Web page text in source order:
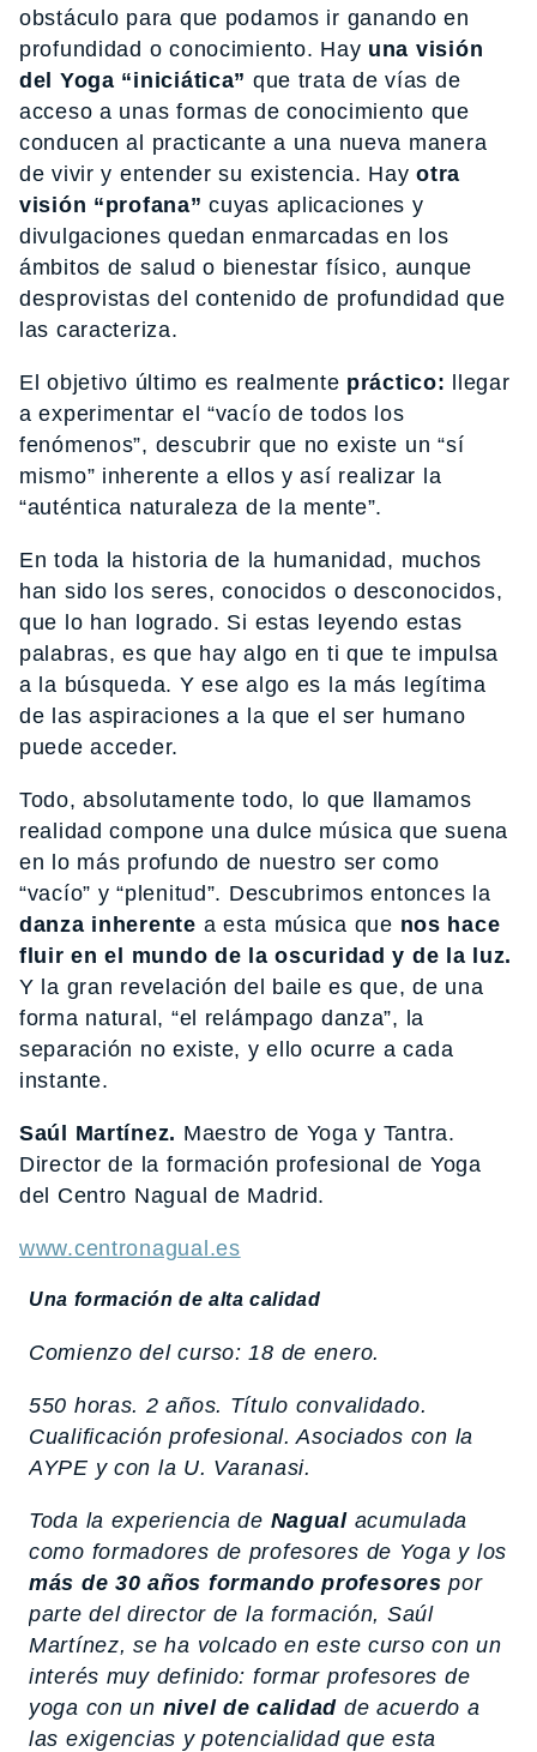
obstáculo para que podamos ir ganando en
profundidad o conocimiento. Hay una visión
del Yoga “iniciática” que trata de vías de
acceso a unas formas de conocimiento que
conducen al practicante a una nueva manera
de vivir y entender su existencia. Hayotra
visión “profana” cuyas aplicaciones y
divulgaciones quedan enmarcadas en los
ámbitos de salud o bienestar físico, aunque
desprovistas del contenido de profundidad que
las caracteriza.
El objetivo último es realmente práctico: llegar
a experimentar el “vacío de todos los
fenómenos”, descubrir que no existe un “sí
mismo” inherente a ellos y así realizar la
“auténtica naturaleza de la mente”.
En toda la historia de la humanidad, muchos
han sido los seres, conocidos o desconocidos,
que lo han logrado. Si estas leyendo estas
palabras, es que hay algo en ti que te impulsa
a la búsqueda. Y ese algo es la más legítima
de las aspiraciones a la que el ser humano
puede acceder.
Todo, absolutamente todo, lo que llamamos
realidad compone una dulce música que suena
en lo más profundo de nuestro ser como
“vacío” y “plenitud”. Descubrimos entonces la
danza inherente a esta música que nos hace
fluir en el mundo de la oscuridad y de la luz.
Y la gran revelación del baile es que, de una
forma natural, “el relámpago danza”, la
separación no existe, y ello ocurre a cada
instante.
Saúl Martínez. Maestro de Yoga y Tantra.
Director de la formación profesional de Yoga
del Centro Nagual de Madrid.
www.centronagual.es
Una formación de alta calidad
Comienzo del curso: 18 de enero.
550 horas. 2 años. Título convalidado.
Cualificación profesional. Asociados con la
AYPE y con la U. Varanasi.
Toda la experiencia de Nagualacumulada
como formadores de profesores de Yoga y los
más de 30 años formando profesores por
parte del director de la formación, Saúl
Martínez, se ha volcado en este curso con un
interés muy definido: formar profesores de
yoga con un nivel de calidad de acuerdo a
las exigencias y potencialidad que esta